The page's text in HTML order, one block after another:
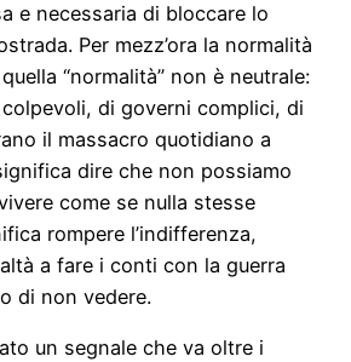
e necessaria di bloccare lo
Per mezz’ora la normalità
“normalità” non è neutrale:
di governi complici, di
il massacro quotidiano a
dire che non possiamo
come se nulla stesse
rompere l’indifferenza,
a fare i conti con la guerra
di non vedere.
un segnale che va oltre i